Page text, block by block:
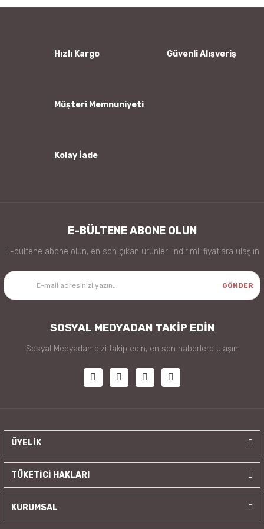
Ürün bilgilerinde hatalar bulunuyor.
Hızlı Kargo Güvenli Alışveriş
Müşteri Memnuniyeti
Kolay İade
E-BÜLTENE ABONE OLUN
E-bültene abone olun, en son çıkan ürünleri indirimli fiyatlara ulaşlın
GÖNDER
SOSYAL MEDYADAN TAKİP EDİN
Sosyal Medyadan bizi takip edin, en son haberlere ulaşın
ÜYELİK
TÜKETİCİ HAKLARI
KURUMSAL